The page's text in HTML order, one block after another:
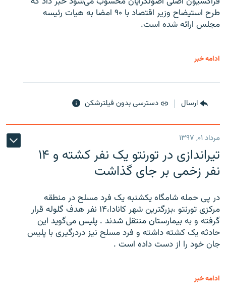
طرح استیضاح وزیر اقتصاد با ۹۰ امضا به هیات رئیسه
مجلس ارائه شده است.
ادامه خبر
ارسال دسترسی بدون فیلترشکن
مرداد ۰۱, ۱۳۹۷
تیراندازی در تورنتو یک نفر کشته و ۱۴
نفر زخمی بر جای گذاشت
در پی حمله شامگاه یکشنبه یک فرد مسلح در منطقه
مرکزی تورنتو ،‌بزرگترین شهر کانادا،۱۴ نفر هدف گلوله قرار
گرفته و به بیمارستان منتقل شدند . پلیس می‌گوید این
حادثه یک کشته داشته و فرد مسلح نیز دردرگیری با پلیس
جان خود را از دست داده است .
ادامه خبر